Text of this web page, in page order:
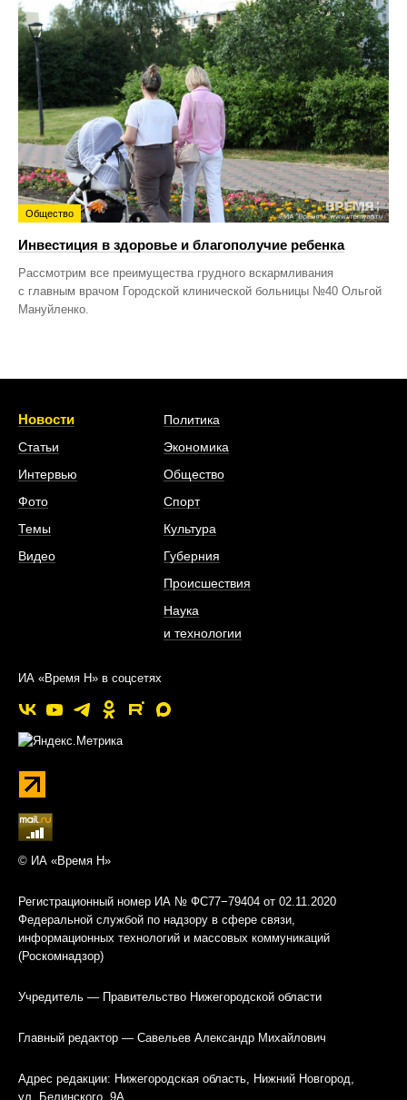
Общество
Инвестиция в здоровье и благополучие ребенка
Рассмотрим все преимущества грудного вскармливания
с главным врачом Городской клинической больницы №40 Ольгой
Мануйленко.
Новости
Статьи
Интервью
Фото
Темы
Видео
Политика
Экономика
Общество
Спорт
Культура
Губерния
Происшествия
Наука
и технологии
ИА «Время Н» в соцсетях
© ИА «Время Н»
Регистрационный номер ИА № ФС77−79404 от 02.11.2020
Федеральной службой по надзору в сфере связи,
информационных технологий и массовых коммуникаций
(Роскомнадзор)
Учредитель — Правительство Нижегородской области
Главный редактор — Савельев Александр Михайлович
Адрес редакции: Нижегородская область, Нижний Новгород,
ул. Белинского, 9А